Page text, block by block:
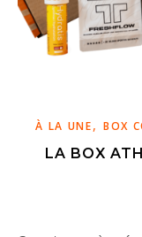
À LA UNE, BOX
LA BOX